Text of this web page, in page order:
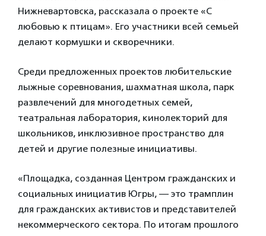
Нижневартовска, рассказала о проекте «С
любовью к птицам». Его участники всей семьей
делают кормушки и скворечники.
Среди предложенных проектов любительские
лыжные соревнования, шахматная школа, парк
развлечений для многодетных семей,
театральная лаборатория, кинолекторий для
школьников, инклюзивное пространство для
детей и другие полезные инициативы.
«Площадка, созданная Центром гражданских и
социальных инициатив Югры, — это трамплин
для гражданских активистов и представителей
некоммерческого сектора. По итогам прошлого